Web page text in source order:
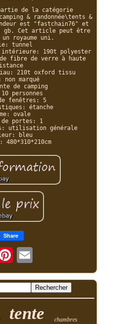
de la catégorie
& randonnée\tents &
est "fastchain76" et
gb. Cet article peut être
un royaume uni.
tunnel
190t polyester
fibre de verre à haute
210t oxford tissu
non marqué
de camping
personnes
fenêtres: 5
étanche
ovale
de portes: 1
utilisation générale
bleu
480*310*210cm
Share
tente chambres